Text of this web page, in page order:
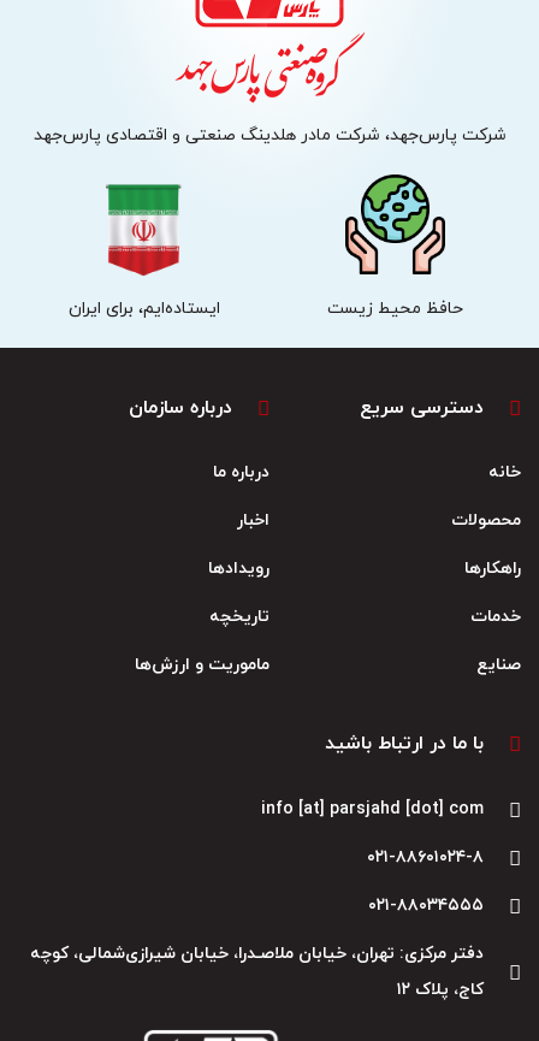
شرکت پارس‌جهد، شرکت مادر هلدینگ صنعتی و اقتصادی پارس‌جهد
حافظ محیط زیست ایستاده‌ایم، برای ایران
دسترسی سریع
خانه
محصولات
راهکارها
خدمات
صنایع
درباره سازمان
درباره ما
اخبار
رویدادها
تاریخچه
ماموریت و ارزش‌ها
با ما در ارتباط باشید
info [at] parsjahd [dot] com
۰۲۱-۸۸۶۰۱۰۲۴-۸
۰۲۱-۸۸۰۳۴۵۵۵
دفتر مرکزی: تهران، خیابان ملاصـدرا، خیابان شیرازی‌شمالی، کوچه
کاج، پلاک ۱۲